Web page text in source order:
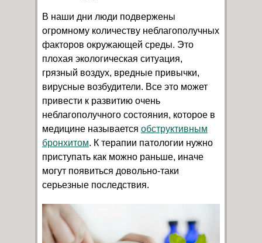
В наши дни люди подвержены
огромному количеству неблагополучных
факторов окружающей среды. Это
плохая экологическая ситуация,
грязный воздух, вредные привычки,
вирусные возбудители. Все это может
привести к развитию очень
неблагополучного состояния, которое в
медицине называется обструктивным
бронхитом. К терапии патологии нужно
приступать как можно раньше, иначе
могут появиться довольно-таки
серьезные последствия.